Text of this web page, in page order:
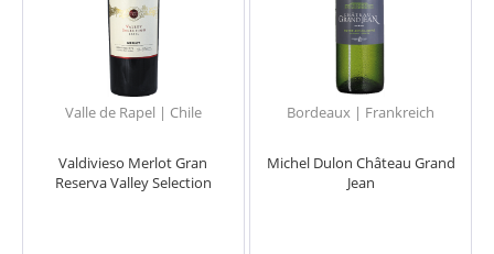
Valle de Rapel | Chile
Valdivieso Merlot Gran
Reserva Valley Selection
Bordeaux | Frankreich
Michel Dulon Château Grand
Jean